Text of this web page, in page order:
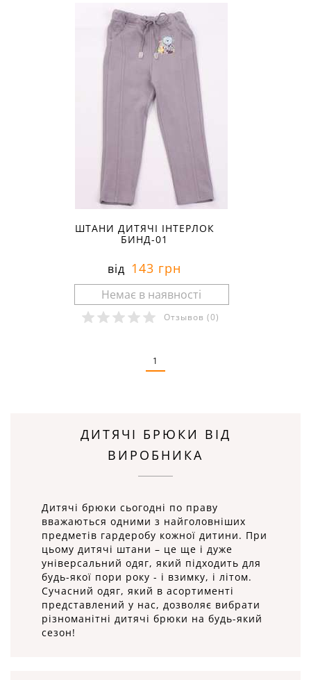
ШТАНИ ДИТЯЧІ ІНТЕРЛОК
БИНД-01
від 143 грн
Отзывов (0)
1
ДИТЯЧІ БРЮКИ ВІД
ВИРОБНИКА
Дитячі брюки сьогодні по праву
вважаються одними з найголовніших
предметів гардеробу кожної дитини. При
цьому дитячі штани – це ще і дуже
універсальний одяг, який підходить для
будь-якої пори року - і взимку, і літом.
Сучасний одяг, який в асортименті
представлений у нас, дозволяє вибрати
різноманітні дитячі брюки на будь-який
сезон!